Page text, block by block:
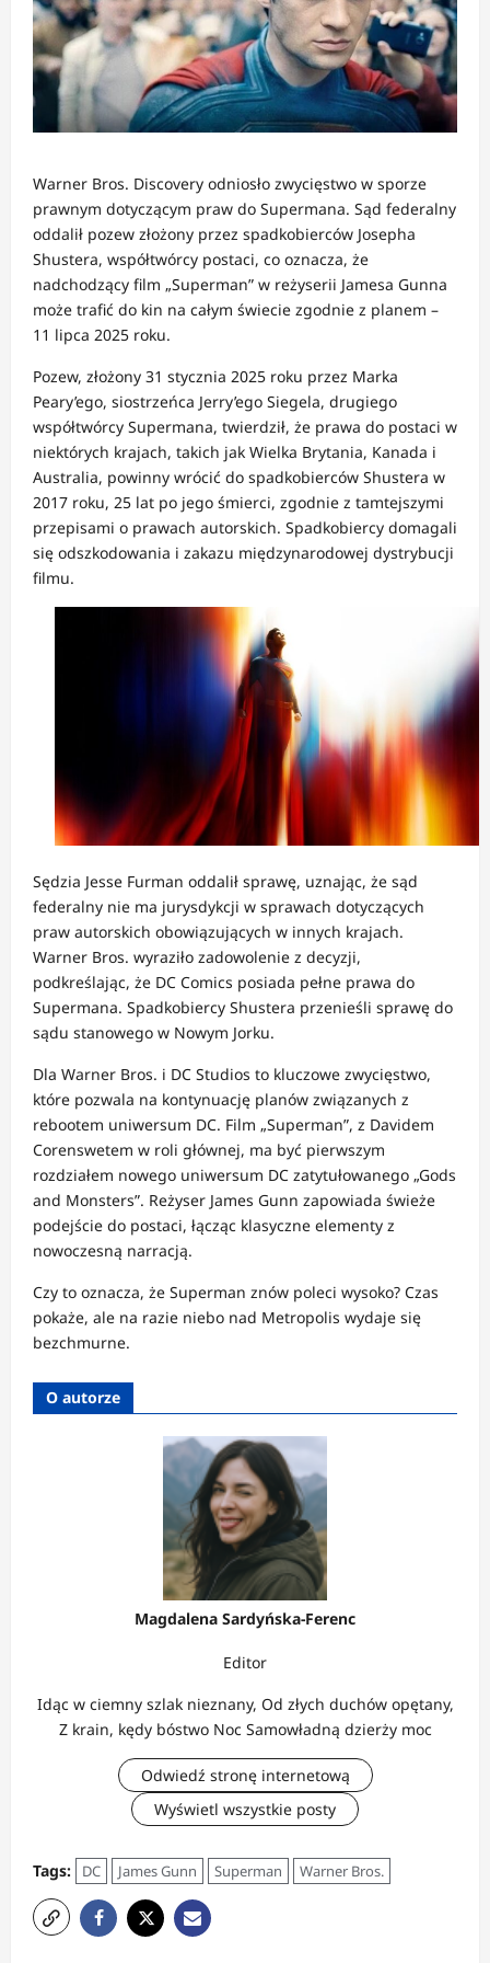
Warner Bros. Discovery odniosło zwycięstwo w sporze
prawnym dotyczącym praw do Supermana. Sąd federalny
oddalił pozew złożony przez spadkobierców Josepha
Shustera, współtwórcy postaci, co oznacza, że
nadchodzący film „Superman” w reżyserii Jamesa Gunna
może trafić do kin na całym świecie zgodnie z planem –
11 lipca 2025 roku.
Pozew, złożony 31 stycznia 2025 roku przez Marka
Peary’ego, siostrzeńca Jerry’ego Siegela, drugiego
współtwórcy Supermana, twierdził, że prawa do postaci w
niektórych krajach, takich jak Wielka Brytania, Kanada i
Australia, powinny wrócić do spadkobierców Shustera w
2017 roku, 25 lat po jego śmierci, zgodnie z tamtejszymi
przepisami o prawach autorskich. Spadkobiercy domagali
się odszkodowania i zakazu międzynarodowej dystrybucji
filmu.
Sędzia Jesse Furman oddalił sprawę, uznając, że sąd
federalny nie ma jurysdykcji w sprawach dotyczących
praw autorskich obowiązujących w innych krajach.
Warner Bros. wyraziło zadowolenie z decyzji,
podkreślając, że DC Comics posiada pełne prawa do
Supermana. Spadkobiercy Shustera przenieśli sprawę do
sądu stanowego w Nowym Jorku.
Dla Warner Bros. i DC Studios to kluczowe zwycięstwo,
które pozwala na kontynuację planów związanych z
rebootem uniwersum DC. Film „Superman”, z Davidem
Corenswetem w roli głównej, ma być pierwszym
rozdziałem nowego uniwersum DC zatytułowanego „Gods
and Monsters”. Reżyser James Gunn zapowiada świeże
podejście do postaci, łącząc klasyczne elementy z
nowoczesną narracją.
Czy to oznacza, że Superman znów poleci wysoko? Czas
pokaże, ale na razie niebo nad Metropolis wydaje się
bezchmurne.
O autorze
Magdalena Sardyńska-Ferenc
Editor
Idąc w ciemny szlak nieznany, Od złych duchów opętany,
Z krain, kędy bóstwo Noc Samowładną dzierży moc
Odwiedź stronę internetową
Wyświetl wszystkie posty
Tags: DC James Gunn Superman Warner Bros.